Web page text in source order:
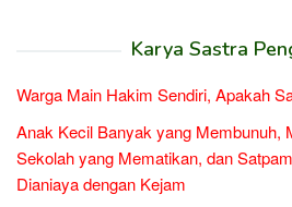
Karya Sastra
Warga Main Hakim Sendiri, Apakah
Anak Kecil Banyak yang Membunuh,
Sekolah yang Mematikan, dan
Dianiaya dengan Kejam